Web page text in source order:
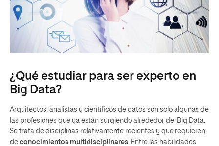
¿Qué estudiar para ser experto en
Big Data?
Arquitectos, analistas y científicos de datos son solo algunas de
las profesiones que ya están surgiendo alrededor del Big Data.
Se trata de disciplinas relativamente recientes y que requieren
de conocimientos multidisciplinares . Entre las habilidades